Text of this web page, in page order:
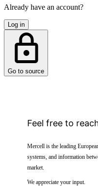
Already have an account?
Log in
Go to source
Feel free to
Mercell is the leading
systems, and information
market.
We appreciate your input.